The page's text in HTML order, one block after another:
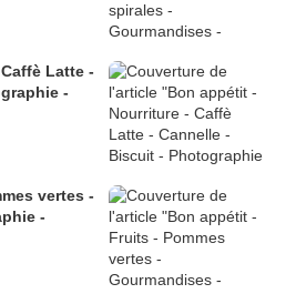
Latte -
-
vertes -
-